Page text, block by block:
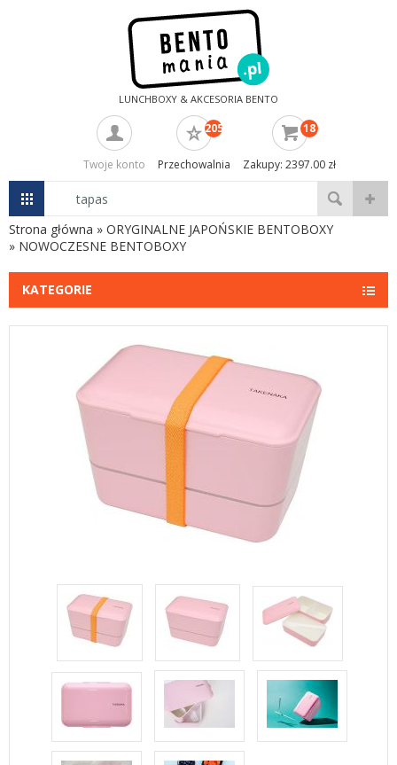
LUNCHBOXY & AKCESORIA BENTO
Twoje konto
205
Przechowalnia
18
Zakupy: 2397.00 zł
Strona główna » ORYGINALNE JAPOŃSKIE BENTOBOXY
» NOWOCZESNE BENTOBOXY
KATEGORIE